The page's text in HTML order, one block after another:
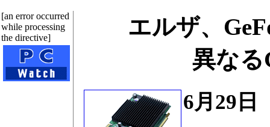
[an error occurred
while processing
the directive]
エルザ、
異なる
6月29